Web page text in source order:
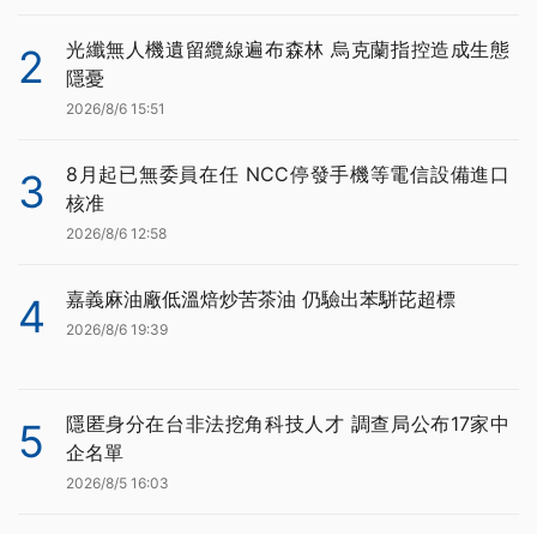
2
光纖無人機遺留纜線遍布森林 烏克蘭指控造成生態
隱憂
2026/8/6 15:51
3
8月起已無委員在任 NCC停發手機等電信設備進口
核准
2026/8/6 12:58
4 嘉義麻油廠低溫焙炒苦茶油 仍驗出苯駢芘超標
2026/8/6 19:39
5
隱匿身分在台非法挖角科技人才 調查局公布17家中
企名單
2026/8/5 16:03